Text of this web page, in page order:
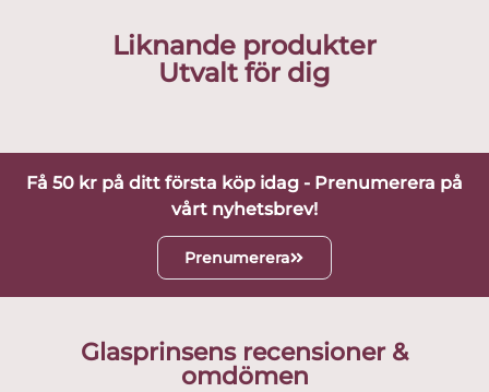
Liknande produkter
Utvalt för dig
Få 50 kr på ditt första köp idag - Prenumerera på
vårt nyhetsbrev!
Prenumerera
Glasprinsens recensioner &
omdömen